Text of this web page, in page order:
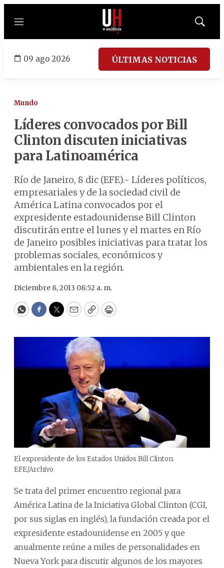
Menú
Mostrar
09 ago 2026 ÚLTIMAS NOTICIAS
Mundo
Líderes convocados por Bill
Clinton discuten iniciativas
para Latinoamérica
Río de Janeiro, 8 dic (EFE).- Líderes políticos,
empresariales y de la sociedad civil de
América Latina convocados por el
expresidente estadounidense Bill Clinton
discutirán entre el lunes y el martes en Río
de Janeiro posibles iniciativas para tratar los
problemas sociales, económicos y
ambientales en la región.
Diciembre 8, 2013 08:52 a. m.
WhatsApp
Facebook
Twitter
EmailCopyPrint
El expresidente de los Estados Unidos Bill Clinton.
EFE/Archivo
Se trata del primer encuentro regional para
América Latina de la Iniciativa Global Clinton (CGI,
por sus siglas en inglés), la fundación creada por el
expresidente estadounidense en 2005 y que
anualmente reúne a miles de personalidades en
Nueva York para discutir algunos de los mayores